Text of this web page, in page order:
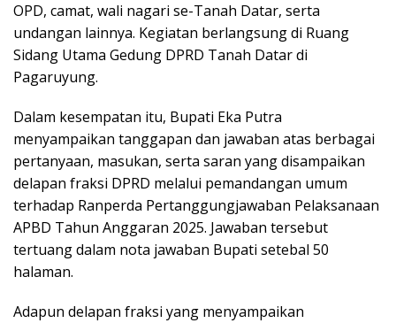
OPD, camat, wali nagari se-Tanah Datar, serta
undangan lainnya. Kegiatan berlangsung di Ruang
Sidang Utama Gedung DPRD Tanah Datar di
Pagaruyung.
Dalam kesempatan itu, Bupati Eka Putra
menyampaikan tanggapan dan jawaban atas berbagai
pertanyaan, masukan, serta saran yang disampaikan
delapan fraksi DPRD melalui pemandangan umum
terhadap Ranperda Pertanggungjawaban Pelaksanaan
APBD Tahun Anggaran 2025. Jawaban tersebut
tertuang dalam nota jawaban Bupati setebal 50
halaman.
Adapun delapan fraksi yang menyampaikan